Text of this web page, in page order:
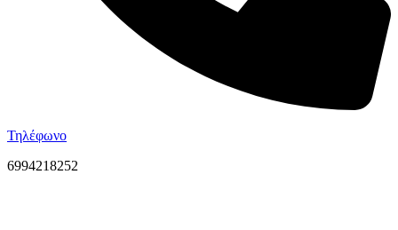
Τηλέφωνο
6994218252